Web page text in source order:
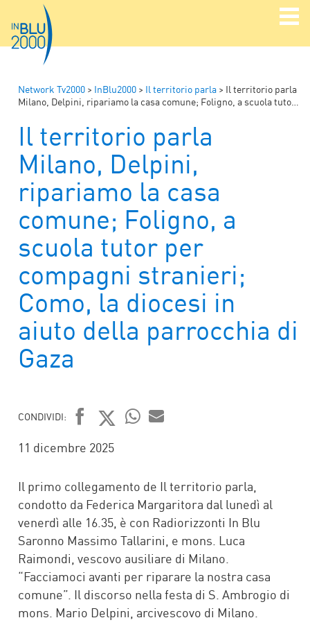
Network Tv2000 > InBlu2000 > Il territorio parla > Il territorio parla
Milano, Delpini, ripariamo la casa comune; Foligno, a scuola tutor per compagni stranieri; Como, la diocesi in aiuto della parrocchia di Gaza
Il territorio parla
Milano, Delpini,
ripariamo la casa
comune; Foligno, a
scuola tutor per
compagni stranieri;
Como, la diocesi in
aiuto della parrocchia di
Gaza
CONDIVIDI:
FACEBOOK
TWITTER
11 dicembre 2025
Il primo collegamento de Il territorio parla,
condotto da Federica Margaritora dal lunedì al
venerdì alle 16.35, è con Radiorizzonti In Blu
Saronno Massimo Tallarini, e mons. Luca
Raimondi, vescovo ausiliare di Milano.
“Facciamoci avanti per riparare la nostra casa
comune”. Il discorso nella festa di S. Ambrogio di
mons. Mario Delpini, arcivescovo di Milano.